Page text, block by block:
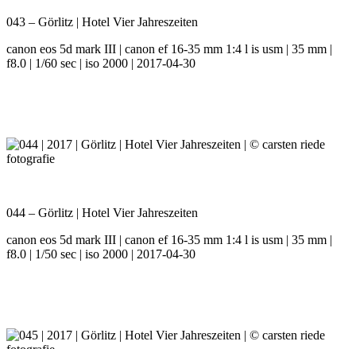
043 – Görlitz | Hotel Vier Jahreszeiten
canon eos 5d mark III | canon ef 16-35 mm 1:4 l is usm | 35 mm |
f8.0 | 1/60 sec | iso 2000 | 2017-04-30
044 – Görlitz | Hotel Vier Jahreszeiten
canon eos 5d mark III | canon ef 16-35 mm 1:4 l is usm | 35 mm |
f8.0 | 1/50 sec | iso 2000 | 2017-04-30